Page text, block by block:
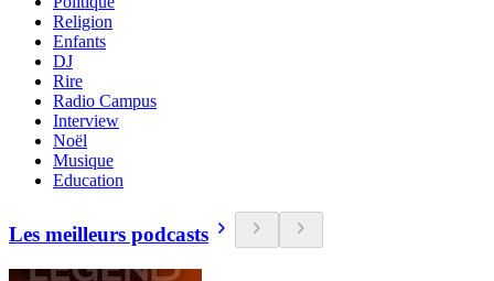
Religion
Enfants
DJ
Rire
Radio Campus
Interview
Noël
Musique
Education
Les meilleurs podcasts